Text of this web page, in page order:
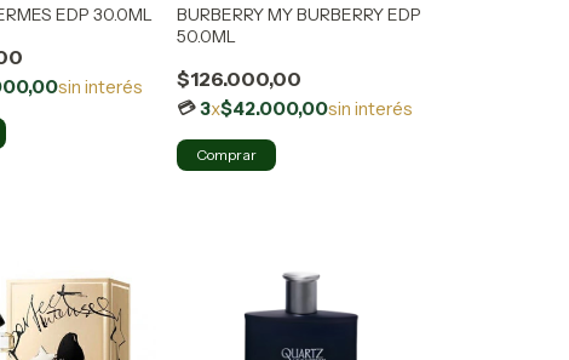
EDP 30.0ML
sin interés
BURBERRY MY BURBERRY EDP
50.0ML
$126.000,00
3x$42.000,00sin interés